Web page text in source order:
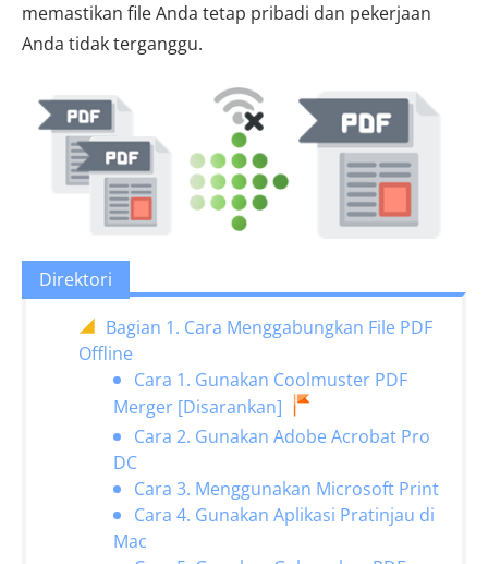
memastikan file Anda tetap pribadi dan pekerjaan
Anda tidak terganggu.
Direktori
Bagian 1. Cara Menggabungkan File PDF
Offline
Cara 1. Gunakan Coolmuster PDF
Merger [Disarankan]
Cara 2. Gunakan Adobe Acrobat Pro
DC
Cara 3. Menggunakan Microsoft Print
Cara 4. Gunakan Aplikasi Pratinjau di
Mac